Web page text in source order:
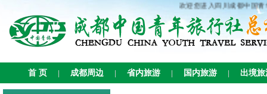
欢迎您进入四川成都中国青
首 页 成都周边 省内旅游 国内旅游 出境旅